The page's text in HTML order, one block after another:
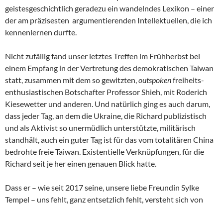
geistesgeschichtlich geradezu ein wandelndes Lexikon – einer
der am präzisesten argumentierenden Intellektuellen, die ich
kennenlernen durfte.
Nicht zufällig fand unser letztes Treffen im Frühherbst bei
einem Empfang in der Vertretung des demokratischen Taiwan
statt, zusammen mit dem so gewitzten,outspokenfreiheits-
enthusiastischen Botschafter Professor Shieh, mit Roderich
Kiesewetter und anderen. Und natürlich ging es auch darum,
dass jeder Tag, an dem die Ukraine, die Richard publizistisch
und als Aktivist so unermüdlich unterstützte, militärisch
standhält, auch ein guter Tag ist für das vom totalitären China
bedrohte freie Taiwan. Existentielle Verknüpfungen, für die
Richard seit je her einen genauen Blick hatte.
Dass er – wie seit 2017 seine, unsere liebe Freundin Sylke
Tempel – uns fehlt, ganz entsetzlich fehlt, versteht sich von